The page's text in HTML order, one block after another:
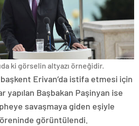
ki görselin altyazı örneğidir.
Erivan’da istifa etmesi için
Başbakan Paşinyan ise
savaşmaya giden eşiyle
görüntülendi.